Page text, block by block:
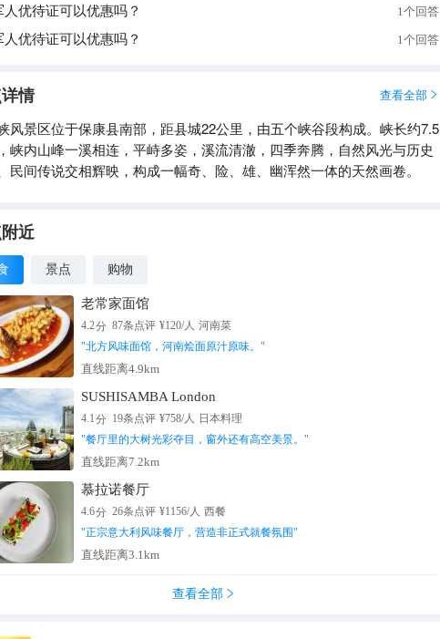
人优待证可以优惠吗？ 1个回答
人优待证可以优惠吗？ 1个回答
情 查看全部 
风景区位于保康县南部，距县城22公里，由五个峡谷段构成。峡长约7.5
峡内山峰一溪相连，平峙多姿，溪流清澈，四季奔腾，自然风光与历史
民间传说交相辉映，构成一幅奇、险、雄、幽浑然一体的天然画卷。
近
景点 购物
老常家面馆
4.2分 87条点评 ¥120/人 河南菜
"北方风味面馆，河南烩面原汁原味。 "
直线距离4.9km
SUSHISAMBA London
4.1 分 19条点评 ¥758/人
日本料理
"餐厅里的大树光彩夺目，窗外还有高空美景。 "
直线距离7.2km
慕拉诺餐厅
4.6分 26条点评 ¥1156/人 西餐
"正宗意大利风味餐厅，营造非正式就餐氛围"
直线距离3.1km
查看全部 